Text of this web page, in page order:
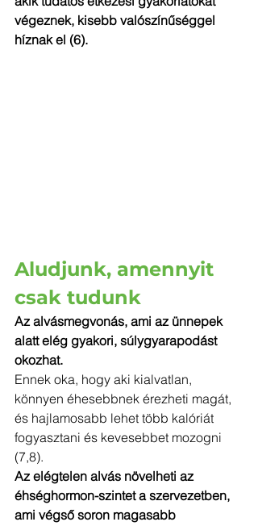
végeznek, kisebb valószínűséggel
híznak el (6).
Aludjunk, amennyit
csak tudunk
Az alvásmegvonás, ami az ünnepek
alatt elég gyakori, súlygyarapodást
okozhat.
Ennek oka, hogy aki kialvatlan,
könnyen éhesebbnek érezheti magát,
és hajlamosabb lehet több kalóriát
fogyasztani és kevesebbet mozogni
(7,8).
Az elégtelen alvás növelheti az
éhséghormon-szintet a szervezetben,
ami végső soron magasabb